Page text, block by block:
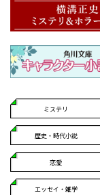
ミステリ
歴史・時代小説
恋愛
エッセイ・雑学